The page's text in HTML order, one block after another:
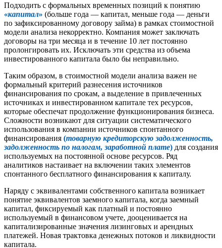
Подходить с формальных временных позиций к понятию
«капитал» (больше года — капитал, меньше года — деньги
по зафиксированному договору займа) в рамках стоимостной
модели анализа некорректно. Компания может заключать
договоры на три месяца и в течение 10 лет постоянно
пролонгировать их. Исключать эти средства из объема
инвестированного капитала было бы неправильно.
Таким образом, в стоимостной модели анализа важен не
формальный критерий разнесения источников
финансирования по срокам, а выделение в привлеченных
источниках и инвестированном капитале тех ресурсов,
которые обеспечат продолжение функционирования бизнеса.
Сложности возникают для ситуации систематического
использования в компании источников спонтанного
финансирования (товарную кредиторскую задолженность,
задолженность по налогам, заработной плате) для создания
используемых на постоянной основе ресурсов. Ряд
аналитиков настаивает на включении таких элементов
спонтанного бесплатного финансирования к капиталу.
Наряду с эквивалентами собственного капитала возникает
понятие эквивалентов заемного капитала, когда заемный
капитал, фиксируемый как платный и постоянно
используемый в финансовом учете, дооценивается на
капитализированные значения лизинговых и арендных
платежей. Новая трактовка денежных потоков и ликвидности
капитала.